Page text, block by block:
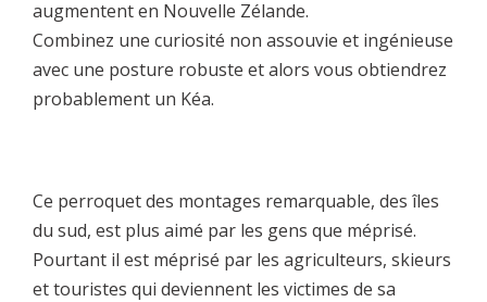
augmentent en Nouvelle Zélande.
Combinez une curiosité non assouvie et ingénieuse
avec une posture robuste et alors vous obtiendrez
probablement un Kéa.
Ce perroquet des montages remarquable, des îles
du sud, est plus aimé par les gens que méprisé.
Pourtant il est méprisé par les agriculteurs, skieurs
et touristes qui deviennent les victimes de sa